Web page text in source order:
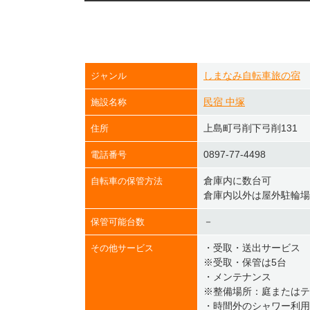
ジャンル しまなみ自転車旅の宿
施設名称 民宿 中塚
住所 上島町弓削下弓削131
電話番号 0897-77-4498
自転車の保管方法
倉庫内に数台可
倉庫内以外は屋外駐輪場
保管可能台数 －
その他サービス
・受取・送出サービス
※受取・保管は5台
・メンテナンス
※整備場所：庭または
・時間外のシャワー利用